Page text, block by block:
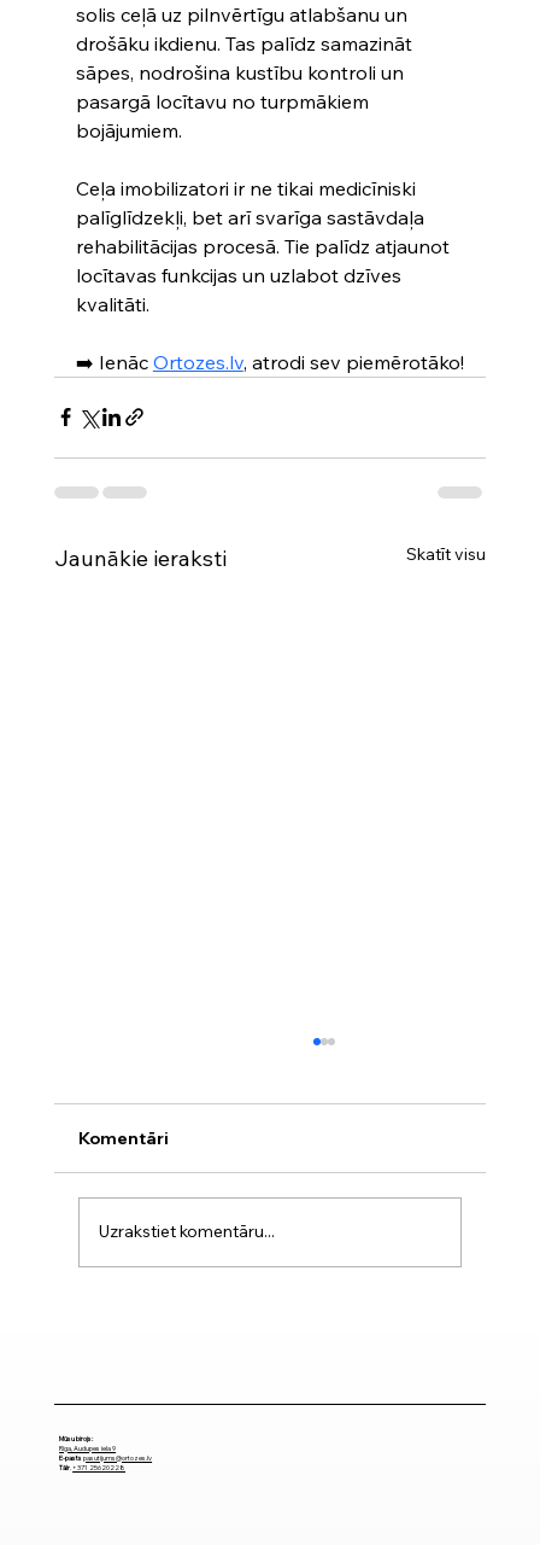
solis ceļā uz pilnvērtīgu atlabšanu un
drošāku ikdienu. Tas palīdz samazināt
sāpes, nodrošina kustību kontroli un
pasargā locītavu no turpmākiem
bojājumiem.
Ceļa imobilizatori ir ne tikai medicīniski
palīglīdzekļi, bet arī svarīga sastāvdaļa
rehabilitācijas procesā. Tie palīdz atjaunot
locītavas funkcijas un uzlabot dzīves
kvalitāti.
➡️ Ienāc Ortozes.lv, atrodi sev piemērotāko!
Jaunākie ieraksti Skatīt visu
Komentāri
Uzrakstiet komentāru...
Mūsu birojs:
Rīga, Audupes iela 9
E-pasts pasutijums@ortozes.lv
Tālr .+371 25620228